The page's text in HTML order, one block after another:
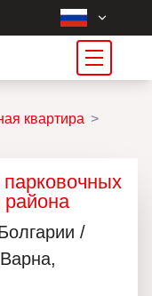
квартира
/